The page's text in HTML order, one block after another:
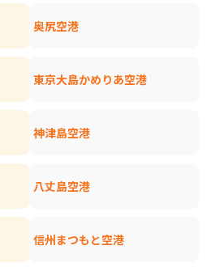
奥尻空港
東京大島かめりあ空港
神津島空港
八丈島空港
信州まつもと空港